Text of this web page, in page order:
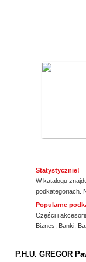
Statystycznie!
W katalogu
podkategoriach.
Popularne
Części i
Biznes
Banki
P.H.U. GREGOR